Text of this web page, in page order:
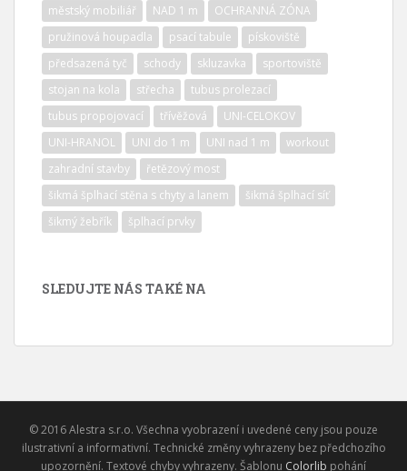
městský mobiliář
NAD 1 m
OCHRANNÁ ZÓNA
pružinová houpadla
psací tabule
pískoviště
předsazená tyč
schody skluzavka
sportoviště
stojan na kola
střecha
tubus prolezací
tubus propojovací
třívěžová
UNI-CELOKOV
UNI-HRANOL
UNI do 1 m UNI nad 1 m
workout
zahradní stavby
řetězový most
šikmá šplhací stěna s chyty a lanem
šikmá šplhací síť
šikmý žebřík
šplhací prvky
SLEDUJTE NÁS TAKÉ NA
© 2016 Alestra s.r.o. Všechna vyobrazení i uvedené ceny jsou pouze
ilustrativní a informativní. Technické změny vyhrazeny bez předchozího
upozornění. Textové chyby vyhrazeny. Šablonu Colorlib pohání